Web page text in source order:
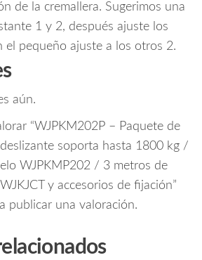
de la cremallera. Sugerimos una
1 y 2, después ajuste los
el pequeño ajuste a los otros 2.
aún.
“WJPKM202P – Paquete de
soporta hasta 1800 kg /
WJPKMP202 / 3 metros de
y accesorios de fijación”
publicar una valoración.